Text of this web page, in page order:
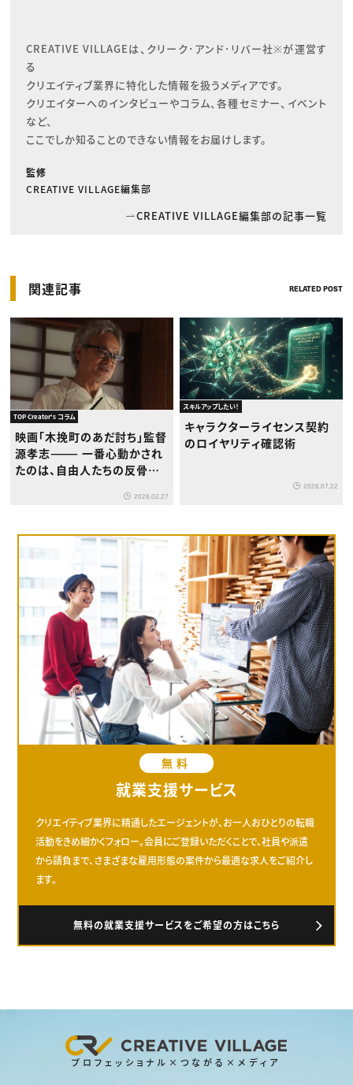
CREATIVE VILLAGEは、クリーク･アンド･リバー社※が運営す
る
クリエイティブ業界に特化した情報を扱うメディアです。
クリエイターへのインタビューやコラム、各種セミナー、イベント
など、
ここでしか知ることのできない情報をお届けします。
監修
CREATIVE VILLAGE編集部
CREATIVE VILLAGE編集部の記事一覧
関連記事 RELATED POST
TOP Creator's コラム
映画「木挽町のあだ討ち」監督
源孝志——— 一番心動かされ
たのは、自由人たちの反骨精
2026.02.27
スキルアップしたい！
キャラクターライセンス契約
のロイヤリティ確認術
2026.07.22
無料
就業支援サービス
クリエイティブ業界に精通したエージェントが、お一人おひとりの転職
活動をきめ細かくフォロー。会員にご登録いただくことで、社員や派遣
から請負まで、さまざまな雇用形態の案件から最適な求人をご紹介し
ます。
無料の就業支援サービスをご希望の方はこちら
プロフェッショナル×つながる×メディア